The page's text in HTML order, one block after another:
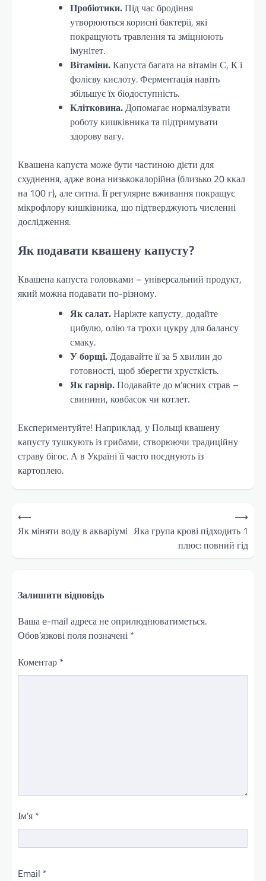
Пробіотики.Під час бродіння
утворюються корисні бактерії, які
покращують травлення та зміцнюють
імунітет.
Вітаміни.Капуста багата на вітамін С, К і
фолієву кислоту. Ферментація навіть
збільшує їх біодоступність.
Клітковина.Допомагає нормалізувати
роботу кишківника та підтримувати
здорову вагу.
Квашена капуста може бути частиною дієти для
схуднення, адже вона низькокалорійна (близько 20 ккал
на 100 г), але ситна. Її регулярне вживання покращує
мікрофлору кишківника, що підтверджують численні
дослідження.
Як подавати квашену капусту?
Квашена капуста головками – універсальний продукт,
який можна подавати по-різному.
Як салат.Наріжте капусту, додайте
цибулю, олію та трохи цукру для балансу
смаку.
У борщі.Додавайте її за 5 хвилин до
готовності, щоб зберегти хрусткість.
Як гарнір.Подавайте до м’ясних страв –
свинини, ковбасок чи котлет.
Експериментуйте! Наприклад, у Польщі квашену
капусту тушкують із грибами, створюючи традиційну
страву бігос. А в Україні її часто поєднують із
картоплею.
Навігація
записів
⟵
Як міняти воду в акваріумі Яка група крові підходить 1
плюс: повний гід
⟶
Залишити відповідь
Ваша e-mail адреса не оприлюднюватиметься.
Обов’язкові поля позначені *
Коментар *
Ім'я *
Email *